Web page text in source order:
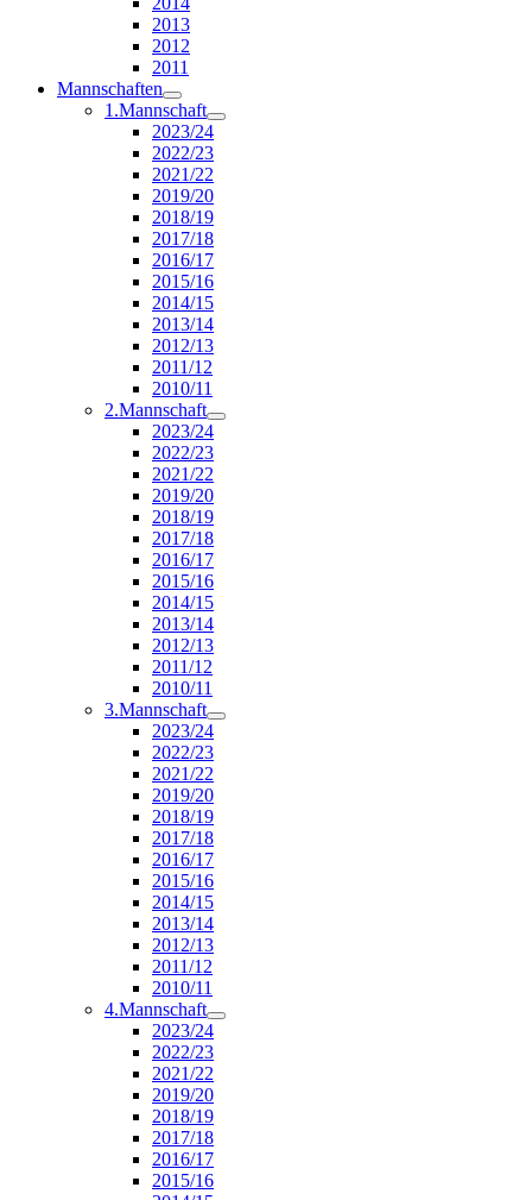
2013
2012
2011
Mannschaften
1.Mannschaft
2023/24
2022/23
2021/22
2019/20
2018/19
2017/18
2016/17
2015/16
2014/15
2013/14
2012/13
2011/12
2010/11
2.Mannschaft
2023/24
2022/23
2021/22
2019/20
2018/19
2017/18
2016/17
2015/16
2014/15
2013/14
2012/13
2011/12
2010/11
3.Mannschaft
2023/24
2022/23
2021/22
2019/20
2018/19
2017/18
2016/17
2015/16
2014/15
2013/14
2012/13
2011/12
2010/11
4.Mannschaft
2023/24
2022/23
2021/22
2019/20
2018/19
2017/18
2016/17
2015/16